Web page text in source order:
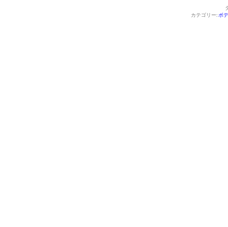
カテゴリー:ボ